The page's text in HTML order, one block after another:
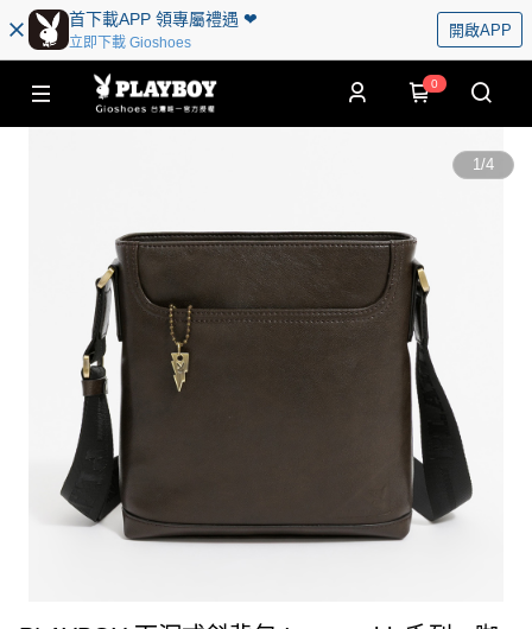
首下載APP 領專屬禮遇 ❤︎
立即下載 Gioshoes
開啟APP
0
1/4